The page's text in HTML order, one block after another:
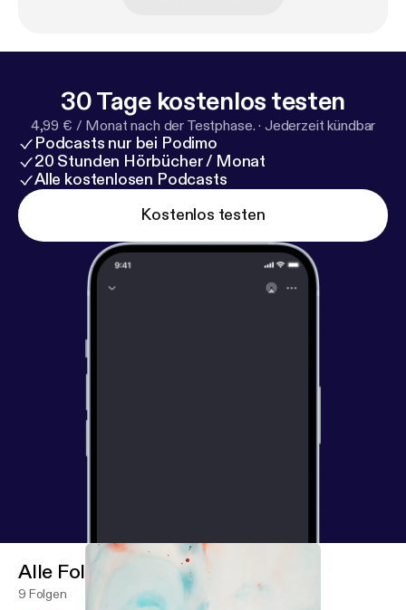
30 Tage kostenlos testen
4,99 € / Monat nach der Testphase. · Jederzeit kündbar
Podcasts nur bei Podimo
20 Stunden Hörbücher / Monat
Alle kostenlosen Podcasts
Kostenlos testen
Alle Folgen
9 Folgen